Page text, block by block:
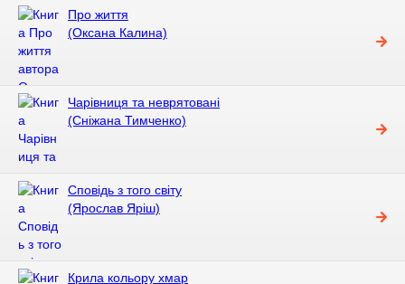
Про життя
(Оксана Калина)
Чарівниця та неврятовані
(Сніжана Тимченко)
Сповідь з того світу
(Ярослав Яріш)
Крила кольору хмар